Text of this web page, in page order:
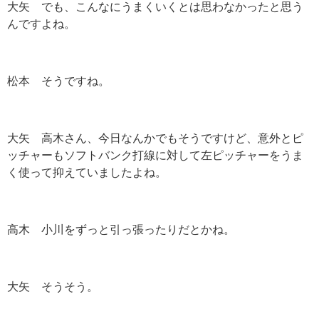
大矢 でも、こんなにうまくいくとは思わなかったと思う
んですよね。
松本 そうですね。
大矢 高木さん、今日なんかでもそうですけど、意外とピ
ッチャーもソフトバンク打線に対して左ピッチャーをうま
く使って抑えていましたよね。
高木 小川をずっと引っ張ったりだとかね。
大矢 そうそう。